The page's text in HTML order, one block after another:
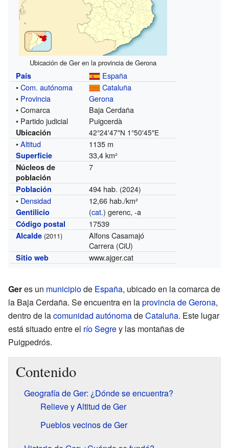
Ubicación de Ger en la provincia de Gerona
País
España
•Com. autónoma
Cataluña
• Provincia
Gerona
• Comarca
Baja Cerdaña
• Partido judicial
Puigcerdà
Ubicación 42°24′47″N 1°50′45″E
•Altitud 1135 m
Superficie 33,4 km²
Núcleos de
población
7
Población 494 hab. (2024)
• Densidad 12,66 hab./km²
Gentilicio (cat.) gerenc, -a
Código postal 17539
Alcalde (2011)
Alfons Casamajó
Carrera (CiU)
Sitio web www.ajger.cat
Geres un municipiode España, ubicado en la comarca de
la Baja Cerdaña. Se encuentra en laprovincia de Gerona,
dentro de lacomunidad autónomadeCataluña. Este lugar
está situado entre el río Segrey las montañas de
Puigpedrós.
Contenido
Geografía de Ger: ¿Dónde se encuentra?
Relieve y Altitud de Ger
Pueblos vecinos de Ger